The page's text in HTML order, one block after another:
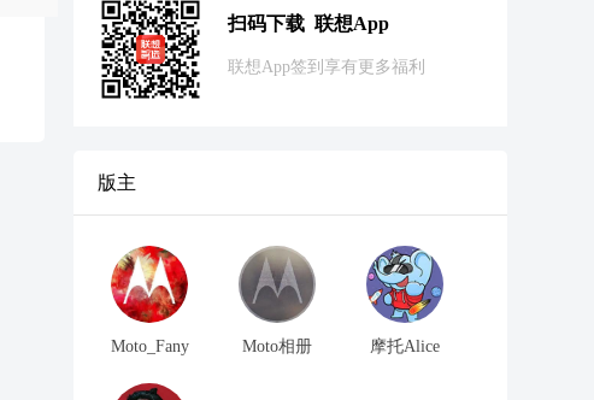
扫码下载 联想App
联想App签到享有更多福利
版主
Moto_Fany Moto相册 摩托Alice